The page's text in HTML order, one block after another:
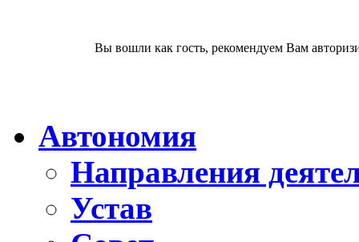
Вы вошли как гость, рекомендуем Вам
Автономия
Направления
Устав